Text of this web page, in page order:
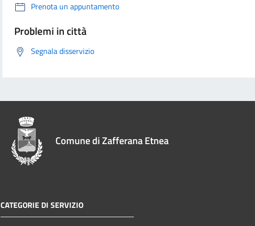
Prenota un appuntamento
Problemi in città
Segnala disservizio
Comune di Zafferana Etnea
CATEGORIE DI SERVIZIO